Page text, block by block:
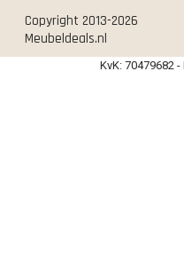
Copyright 2013-2026
Meubeldeals.nl
KvK: 70479682